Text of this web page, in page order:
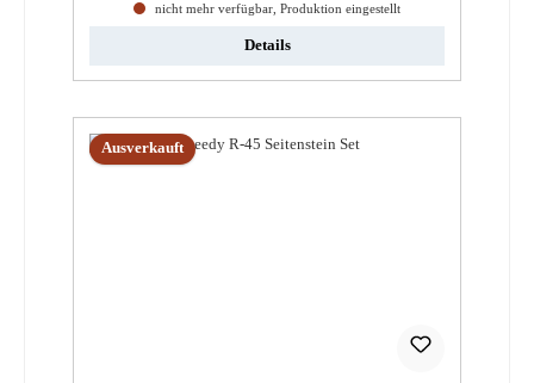
nicht mehr verfügbar, Produktion eingestellt
Details
Ausverkauft